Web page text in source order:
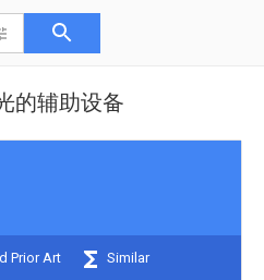
的辅助设备
Prior Art Similar